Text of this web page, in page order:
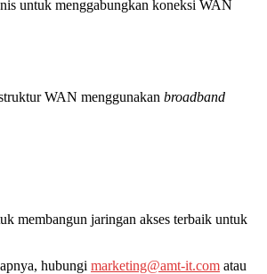
untuk menggabungkan koneksi WAN
WAN menggunakan broadband
membangun jaringan akses terbaik untuk
hubungi marketing@amt-it.com atau